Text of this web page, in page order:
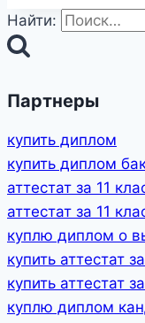
Найти:
Партнеры
купить диплом
купить диплом
аттестат за 11
аттестат за 11
куплю диплом о
купить аттестат
купить аттестат
куплю диплом